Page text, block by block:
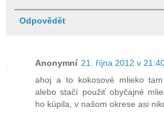
Odpovědět
Anonymní 21. října 2012 v
ahoj a to kokosové mlieko
alebo stačí použiť obyčajné
ho kúpila, v našom okrese asi